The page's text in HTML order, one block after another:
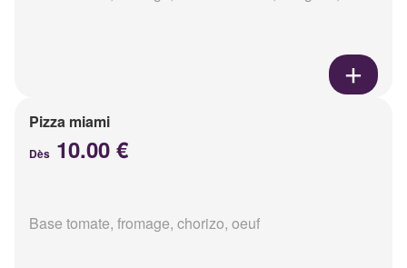
Pizza miami
Dès 10.00 €
Base tomate, fromage, chorizo, oeuf